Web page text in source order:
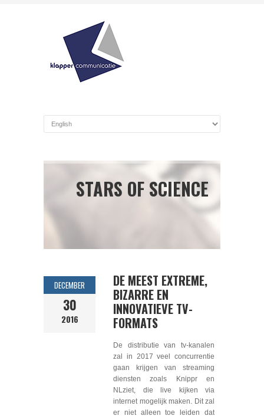
STARS OF SCIENCE
DECEMBER
30
2016
DE MEEST EXTREME,
BIZARRE EN
INNOVATIEVE TV-
FORMATS
De distributie van tv-kanalen
zal in 2017 veel concurrentie
gaan krijgen van streaming
diensten zoals Knippr en
NLziet, die live kijken via
internet mogelijk maken. Dit zal
er niet alleen toe leiden dat